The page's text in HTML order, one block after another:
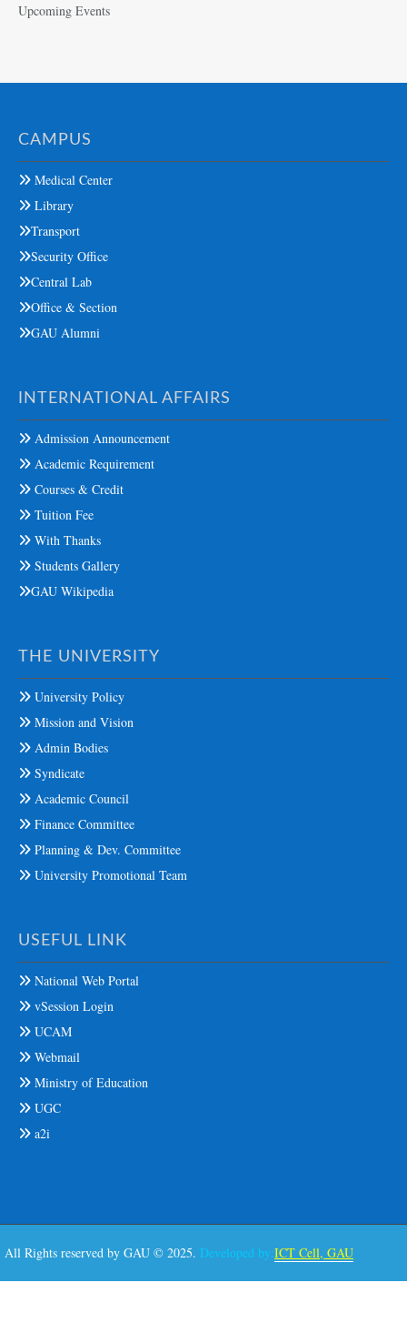
Upcoming Events
CAMPUS
Medical Center
Library
Transport
Security Office
Central Lab
Office & Section
GAU Alumni
INTERNATIONAL AFFAIRS
Admission Announcement
Academic Requirement
Courses & Credit
Tuition Fee
With Thanks
Students Gallery
GAU Wikipedia
THE UNIVERSITY
University Policy
Mission and Vision
Admin Bodies
Syndicate
Academic Council
Finance Committee
Planning & Dev. Committee
University Promotional Team
USEFUL LINK
National Web Portal
vSession Login
UCAM
Webmail
Ministry of Education
UGC
a2i
All Rights reserved by GAU © 2025. Developed by:ICT Cell, GAU